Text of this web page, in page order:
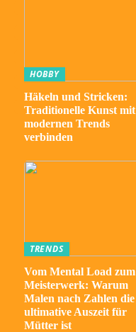
HOBBY
Häkeln und Stricken:
Traditionelle Kunst mit
modernen Trends
verbinden
TRENDS
Vom Mental Load zum
Meisterwerk: Warum
Malen nach Zahlen die
ultimative Auszeit für
Mütter ist